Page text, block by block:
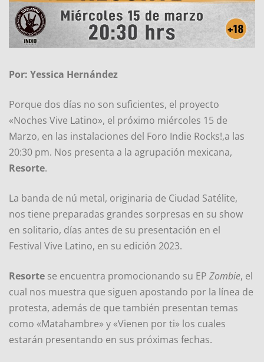
Por: Yessica Hernández
Porque dos días no son suficientes, el proyecto
«Noches Vive Latino», el próximo miércoles 15 de
Marzo, en las instalaciones del Foro Indie Rocks!,a las
20:30 pm. Nos presenta a la agrupación mexicana,
Resorte.
La banda de nú metal, originaria de Ciudad Satélite,
nos tiene preparadas grandes sorpresas en su show
en solitario, días antes de su presentación en el
Festival Vive Latino, en su edición 2023.
Resorte se encuentra promocionando su EP Zombie, el
cual nos muestra que siguen apostando por la línea de
protesta, además de que también presentan temas
como «Matahambre» y «Vienen por ti» los cuales
estarán presentando en sus próximas fechas.